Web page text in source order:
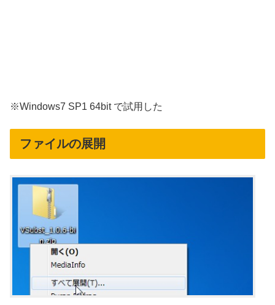
※Windows7 SP1 64bit で試用した
ファイルの展開